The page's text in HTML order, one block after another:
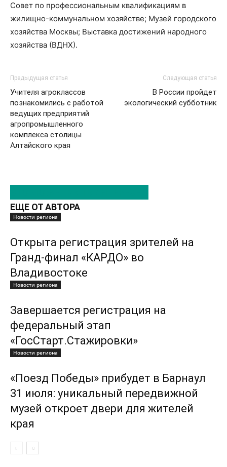
Совет по профессиональным квалификациям в
жилищно-коммунальном хозяйстве; Музей городского
хозяйства Москвы; Выставка достижений народного
хозяйства (ВДНХ).
Предыдущая статья
Учителя агроклассов
познакомились с работой
ведущих предприятий
агропромышленного
комплекса столицы
Алтайского края
Следующая статья
В России пройдет
экологический субботник
ЕЩЕ ОТ АВТОРА
Новости региона
Открыта регистрация зрителей на
Гранд-финал «КАРДО» во
Владивостоке
Новости региона
Завершается регистрация на
федеральный этап
«ГосСтарт.Стажировки»
Новости региона
«Поезд Победы» прибудет в Барнаул
31 июля: уникальный передвижной
музей откроет двери для жителей
края